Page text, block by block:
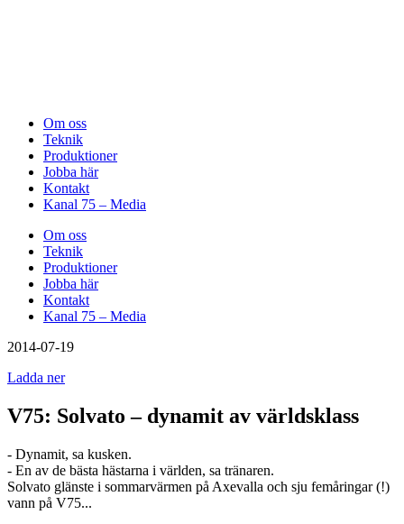
Om oss
Teknik
Produktioner
Jobba här
Kontakt
Kanal 75 – Media
Om oss
Teknik
Produktioner
Jobba här
Kontakt
Kanal 75 – Media
2014-07-19
Ladda ner
V75: Solvato – dynamit av världsklass
- Dynamit, sa kusken.
- En av de bästa hästarna i världen, sa tränaren.
Solvato glänste i sommarvärmen på Axevalla och sju femåringar (!)
vann på V75...